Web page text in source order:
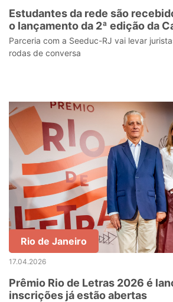
Estudantes da rede são
o lançamento da 2ª edição da
Combate à Intolerância
Parceria com a Seeduc-RJ vai levar
rodas de conversa
Rio de Janeiro
17.04.2026
Prêmio Rio de Letras 2026 é
inscrições já estão abertas